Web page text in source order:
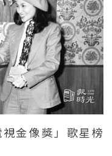
金像獎」歌星榜